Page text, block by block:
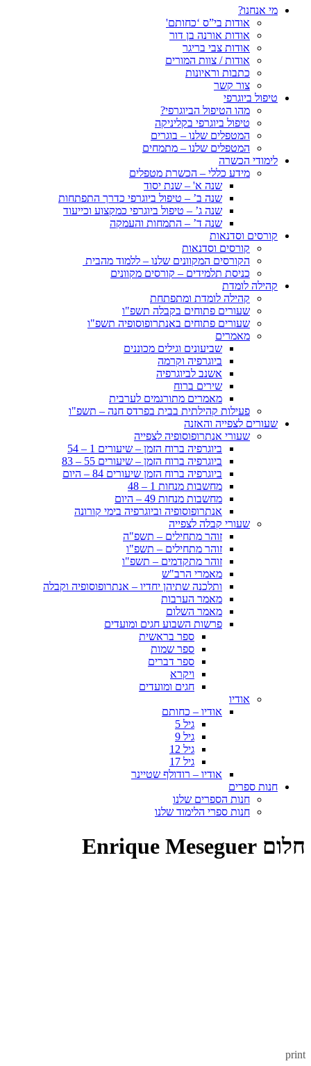
מי אנחנו?
אודות בי”ס ‘כחותם'
אודות אורנה בן דור
אודות צבי בריגר
אודות / צוות המורים
כתבות וראיונות
צור קשר
טיפול ביוגרפי
מהו הטיפול הביוגרפי?
טיפול ביוגרפי בקליניקה
המטפלים שלנו – בוגרים
המטפלים שלנו – מתמחים
לימודי הכשרה
מידע כללי – הכשרת מטפלים
שנה א' – שנת יסוד
שנה ב’ – טיפול ביוגרפי כדרך התפתחות
שנה ג’ – טיפול ביוגרפי כמקצוע וכייעוד
שנה ד’ – התמחות והעמקה
קורסים וסדנאות
קורסים וסדנאות
הקורסים המקוונים שלנו – ללמוד מהבית
כניסת תלמידים – קורסים מקוונים
קהילה לומדת
קהילה לומדת ומתפתחת
שעורים פתוחים בקבלה תשפ"ו
שעורים פתוחים באנתרופוסופיה תשפ"ו
מאמרים
שביעונים וגילים מכוננים
ביוגרפיה וקרמה
אשנב לביוגרפיה
שירים ברוח
מאמרים מתורגמים לערבית
פעילות קהילתית בבית בפרדס חנה – תשפ"ו
שעורים לצפייה והאזנה
שעורי אנתרופוסופיה לצפייה
ביוגרפיה ברוח הזמן – שיעורים 1 – 54
ביוגרפיה ברוח הזמן – שיעורים 55 – 83
ביוגרפיה ברוח הזמן שיעורים 84 – היום
מחשבות מנחות 1 – 48
מחשבות מנחות 49 – היום
אנתרופוסופיה וביוגרפיה בימי קורונה
שעורי קבלה לצפייה
זוהר מתחילים – תשפ"ה
זוהר מתחילים – תשפ"ו
זוהר מתקדמים – תשפ"ו
מאמרי הרב"ש
ותלכנה שתיהן יחדיו – אנתרופוסופיה וקבלה
מאמר הערבות
מאמר השלום
פרשות השבוע חגים ומועדים
ספר בראשית
ספר שמות
ספר דברים
ויקרא
חגים ומועדים
אודיו
אודיו – כחותם
גיל 5
גיל 9
גיל 12
גיל 17
אודיו – רודולף שטיינר
חנות ספרים
חנות הספרים שלנו
חנות ספרי הלימוד שלנו
חלום Enrique Meseguer
print